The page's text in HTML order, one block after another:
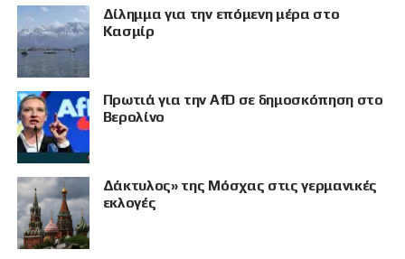
ΠΡΟΒΟΛΗ
Δίλημμα για την επόμενη μέρα στο
Κασμίρ
Πρωτιά για την AfD σε δημοσκόπηση στο
Βερολίνο
Δάκτυλος» της Μόσχας στις γερμανικές
εκλογές